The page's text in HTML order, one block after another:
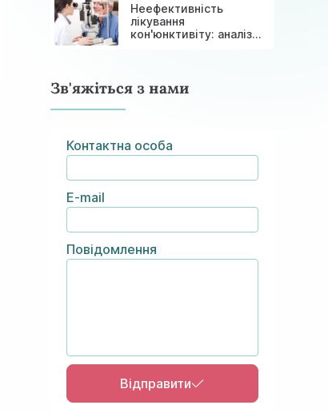
Неефективність
лікування
кон'юнктивіту: аналіз
Зв'яжіться з нами
Контактна особа
E-mail
Повідомлення
Відправити